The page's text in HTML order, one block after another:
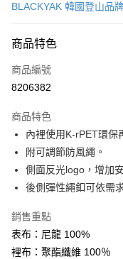
LINE Pay
Apple Pay
悠遊付
Google Pay
全盈+PAY
相關說明
【關於「AFTEE先享後付」
AFTEE先享後付是「在收
ATM付款
BLACKYAK 韓國登山品
商品特色
商品編號
8206382
商品特色
內裡使用K-rPET環保
附可調節防風繩。
側面反光logo，增加
後側彈性繩釦可依需
銷售重點
表布：尼龍 100%
裡布：聚酯纖維 100％